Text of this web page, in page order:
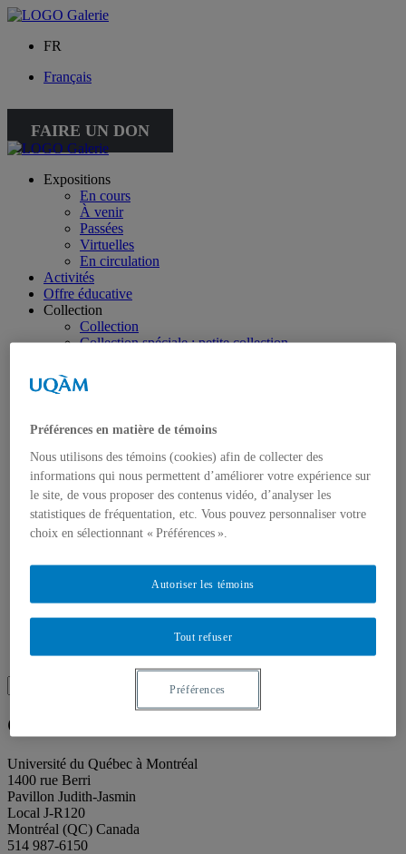
FR
Français
FAIRE UN DON
Expositions
En cours
À venir
Passées
Virtuelles
En circulation
Activités
Offre éducative
Collection
Collection
Collection spéciale : petite collection
À propos de la petite collection
Publications
À propos des publications
Actualités
À propos
Accessibilité
Contact
Mandat
Historique
Plan des salles
Salle de presse
Recherche placeholder
for:
Search
Galerie de l’UQAM
Université du Québec à Montréal
1400 rue Berri
Pavillon Judith-Jasmin
Local J-R120
Montréal (QC) Canada
514 987-6150
Préférences en matière de témoins
Nous utilisons des témoins (cookies) afin de collecter des
informations qui nous permettent d’améliorer votre expérience sur
le site, de vous proposer des contenus vidéo, d’analyser les
statistiques de fréquentation, etc. Vous pouvez personnaliser votre
choix en sélectionnant « Préférences ».
Tout refuser
Autoriser les témoins
Préférences